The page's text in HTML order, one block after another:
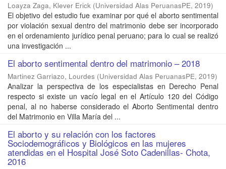
Loayza Zaga, Klever Erick (Universidad Alas PeruanasPE, 2019)
El objetivo del estudio fue examinar por qué el aborto sentimental
por violación sexual dentro del matrimonio debe ser incorporado
en el ordenamiento jurídico penal peruano; para lo cual se realizó
una investigación ...
El aborto sentimental dentro del matrimonio – 2018
Martinez Garriazo, Lourdes (Universidad Alas PeruanasPE, 2019)
Analizar la perspectiva de los especialistas en Derecho Penal
respecto si existe un vacío legal en el Artículo 120 del Código
penal, al no haberse considerado el Aborto Sentimental dentro
del Matrimonio en Villa María del ...
El aborto y su relación con los factores
Sociodemográficos y Biológicos en las mujeres
atendidas en el Hospital José Soto Cadenillas- Chota,
2016